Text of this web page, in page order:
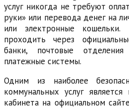
услуг никогда не требуют
руки» или перевода денег на
или электронные
проходить через
банки, почтовые
платежные системы.
Одним из наиболее
коммунальных услуг является
кабинета на официальном